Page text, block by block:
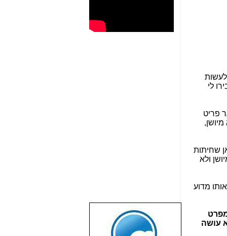
לי
פריט
שחיתות
ולא
מדוע
עושה
שבוע טוב לכל
הגולשים באשר